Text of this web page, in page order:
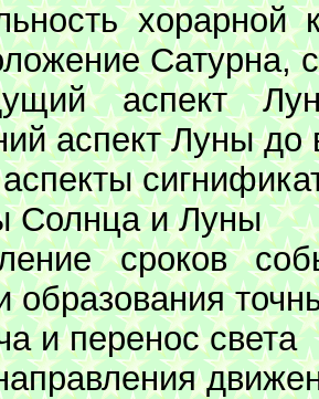
Сатурна,
аспект
аспект Луны до
Солнца и Луны
сроков
образования
и перенос света